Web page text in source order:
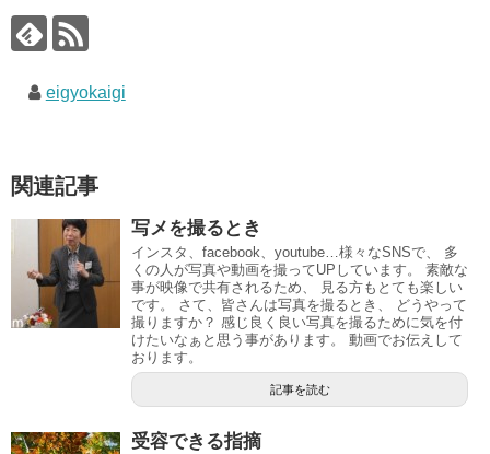
eigyokaigi
関連記事
写メを撮るとき
インスタ、facebook、youtube…様々なSNSで、 多
くの人が写真や動画を撮ってUPしています。 素敵な
事が映像で共有されるため、 見る方もとても楽しい
です。 さて、皆さんは写真を撮るとき、 どうやって
撮りますか？ 感じ良く良い写真を撮るために気を付
けたいなぁと思う事があります。 動画でお伝えして
おります。
記事を読む
受容できる指摘